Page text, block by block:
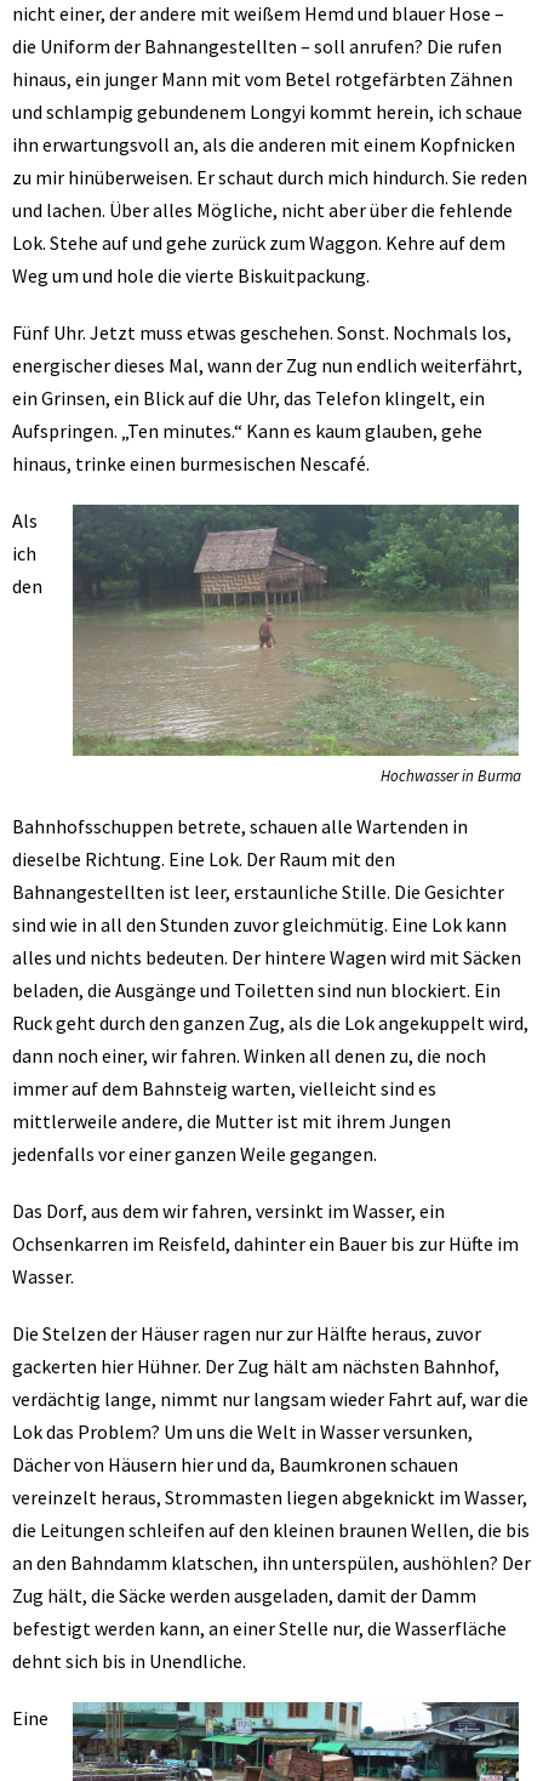
nicht einer, der andere mit weißem Hemd und blauer Hose –
die Uniform der Bahnangestellten – soll anrufen? Die rufen
hinaus, ein junger Mann mit vom Betel rotgefärbten Zähnen
und schlampig gebundenem Longyi kommt herein, ich schaue
ihn erwartungsvoll an, als die anderen mit einem Kopfnicken
zu mir hinüberweisen. Er schaut durch mich hindurch. Sie reden
und lachen. Über alles Mögliche, nicht aber über die fehlende
Lok. Stehe auf und gehe zurück zum Waggon. Kehre auf dem
Weg um und hole die vierte Biskuitpackung.
Fünf Uhr. Jetzt muss etwas geschehen. Sonst. Nochmals los,
energischer dieses Mal, wann der Zug nun endlich weiterfährt,
ein Grinsen, ein Blick auf die Uhr, das Telefon klingelt, ein
Aufspringen. „Ten minutes.“ Kann es kaum glauben, gehe
hinaus, trinke einen burmesischen Nescafé.
Hochwasser in Burma
Als
ich
den
Bahnhofsschuppen betrete, schauen alle Wartenden in
dieselbe Richtung. Eine Lok. Der Raum mit den
Bahnangestellten ist leer, erstaunliche Stille. Die Gesichter
sind wie in all den Stunden zuvor gleichmütig. Eine Lok kann
alles und nichts bedeuten. Der hintere Wagen wird mit Säcken
beladen, die Ausgänge und Toiletten sind nun blockiert. Ein
Ruck geht durch den ganzen Zug, als die Lok angekuppelt wird,
dann noch einer, wir fahren. Winken all denen zu, die noch
immer auf dem Bahnsteig warten, vielleicht sind es
mittlerweile andere, die Mutter ist mit ihrem Jungen
jedenfalls vor einer ganzen Weile gegangen.
Das Dorf, aus dem wir fahren, versinkt im Wasser, ein
Ochsenkarren im Reisfeld, dahinter ein Bauer bis zur Hüfte im
Wasser.
Die Stelzen der Häuser ragen nur zur Hälfte heraus, zuvor
gackerten hier Hühner. Der Zug hält am nächsten Bahnhof,
verdächtig lange, nimmt nur langsam wieder Fahrt auf, war die
Lok das Problem? Um uns die Welt in Wasser versunken,
Dächer von Häusern hier und da, Baumkronen schauen
vereinzelt heraus, Strommasten liegen abgeknickt im Wasser,
die Leitungen schleifen auf den kleinen braunen Wellen, die bis
an den Bahndamm klatschen, ihn unterspülen, aushöhlen? Der
Zug hält, die Säcke werden ausgeladen, damit der Damm
befestigt werden kann, an einer Stelle nur, die Wasserfläche
dehnt sich bis in Unendliche.
Eine